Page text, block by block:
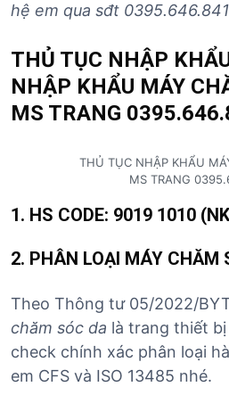
hệ em qua sđt 0395.646.841
THỦ TỤC NHẬP
NHẬP KHẨU MÁY
MS TRANG
THỦ TỤC NHẬP KHẨU
MS TRANG
1. HS CODE: 9019 1010
2. PHÂN LOẠI MÁY CHĂM
Theo Thông tư 05/2022/
chăm sóc da là trang thiết
check chính xác phân loại
em CFS và ISO 13485 nhé.